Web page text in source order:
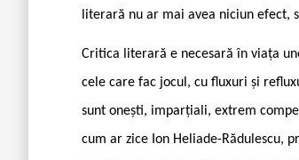
literară nu ar mai avea niciun efect,
Critica literară e necesară în viața
cele care fac jocul, cu fluxuri și
sunt onești, imparțiali, extrem
cum ar zice Ion Heliade-Rădulescu,